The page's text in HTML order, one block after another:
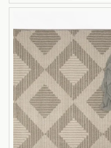
29٬800٬000 تومان
دارای
می
باشد.
گزینه
ها
ممکن
است
در
صفحه
محصول
انتخاب
شوند